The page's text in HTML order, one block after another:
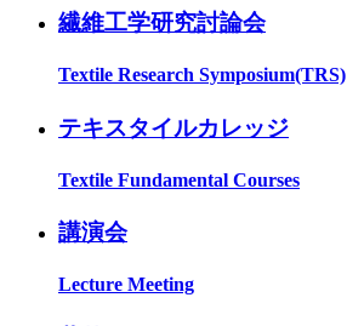
繊維工学研究討論会
Textile Research Symposium(TRS)
テキスタイルカレッジ
Textile Fundamental Courses
講演会
Lecture Meeting